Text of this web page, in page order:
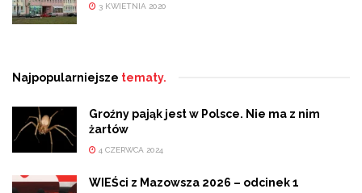
3 KWIETNIA 2020
Najpopularniejsze tematy.
Groźny pająk jest w Polsce. Nie ma z nim
żartów
4 CZERWCA 2024
WIEŚci z Mazowsza 2026 – odcinek 1